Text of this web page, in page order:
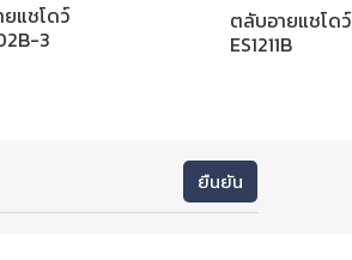
แชโดว์
3
ตลับอายแชโดว์
ES1211B